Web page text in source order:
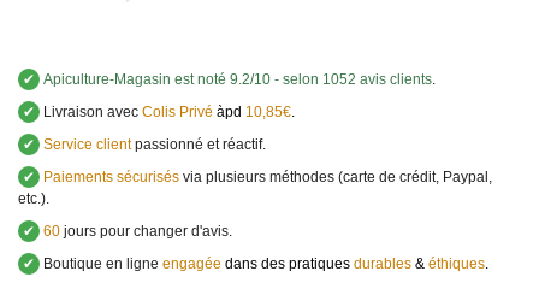
✔ Apiculture-Magasin est noté 9.2/10 - selon 1052 avis clients.
✔
Livraison avec Colis Privé àpd 10,85€.
✔ Service clientpassionné et réactif.
✔
Paiements sécurisés via plusieurs méthodes (carte de crédit, Paypal,
etc.).
✔ 60 jours pour changer d'avis.
✔
Boutique en ligne engagée dans des pratiques durables & éthiques.